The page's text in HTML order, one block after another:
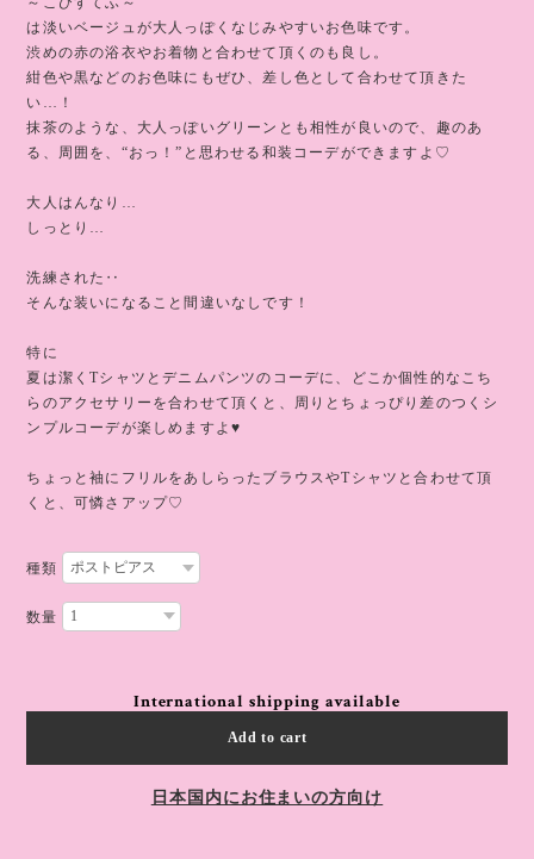
は淡いベージュが大人っぽくなじみやすいお色味です。
渋めの赤の浴衣やお着物と合わせて頂くのも良し。
紺色や黒などのお色味にもぜひ、差し色として合わせて頂きた
い…！
抹茶のような、大人っぽいグリーンとも相性が良いので、趣のあ
る、周囲を、“おっ！”と思わせる和装コーデができますよ♡
大人はんなり…
しっとり…
洗練された‥
そんな装いになること間違いなしです！
特に
夏は潔くTシャツとデニムパンツのコーデに、どこか個性的なこち
らのアクセサリーを合わせて頂くと、周りとちょっぴり差のつくシ
ンプルコーデが楽しめますよ♥️
ちょっと袖にフリルをあしらったブラウスやTシャツと合わせて頂
くと、可憐さアップ♡
種類
数量
International shipping available
Add to cart
日本国内にお住まいの方向け